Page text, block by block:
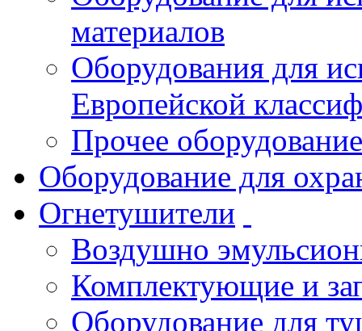
материалов
Оборудования для
Европейской
Прочее оборудование
Оборудование для
Огнетушители
Воздушно
Комплектующие и
Оборудование для